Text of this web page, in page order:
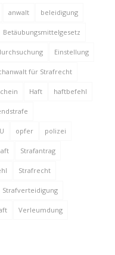
anwalt beleidigung
Betäubungsmittelgesetz
Einstellung
für Strafrecht
Haft haftbefehl
opfer polizei
Strafantrag
Strafrecht
Strafverteidigung
Verleumdung